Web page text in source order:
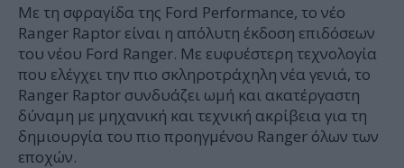
Με τη σφραγίδα της Ford Performance, το νέο
Ranger Raptor είναι η απόλυτη έκδοση επιδόσεων
του νέου Ford Ranger. Με ευφυέστερη τεχνολογία
που ελέγχει την πιο σκληροτράχηλη νέα γενιά, το
Ranger Raptor συνδυάζει ωμή και ακατέργαστη
δύναμη με μηχανική και τεχνική ακρίβεια για τη
δημιουργία του πιο προηγμένου Ranger όλων των
εποχών.